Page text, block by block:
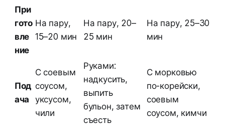
При
гото
вле
ние
На пару,
15–20 мин
На пару, 20–
25 мин
На пару, 25–30
мин
Под
ача
С соевым
соусом,
уксусом,
чили
Руками:
надкусить,
выпить
бульон, затем
съесть
С морковью
по-корейски,
соевым
соусом, кимчи